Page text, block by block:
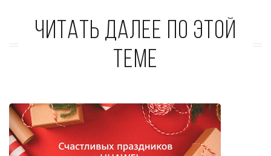
Читать далее по этой
теме